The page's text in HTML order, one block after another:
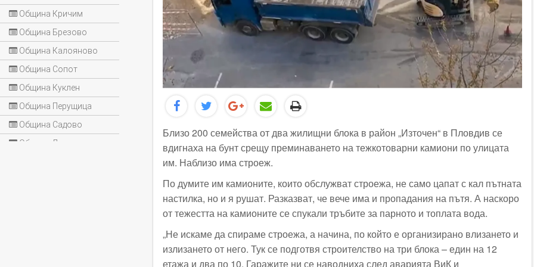
Община Кричим
Община Брезово
Община Калояново
Община Сопот
Община Куклен
Община Перущица
Община Садово
Община Лъки
Близо 200 семейства от два жилищни блока в район „Източен“ в Пловдив се
вдигнаха на бунт срещу преминаването на тежкотоварни камиони по улицата
им. Наблизо има строеж.
По думите им камионите, които обслужват строежа, не само цапат с кал пътната
настилка, но и я рушат. Разказват, че вече има и пропадания на пътя. А наскоро
от тежестта на камионите се спукали тръбите за парното и топлата вода.
„Не искаме да спираме строежа, а начина, по който е организирано влизането и
излизането от него. Тук се подготвя строителство на три блока – един на 12
етажа и два по 10. Гаражите ни се наводниха след аварията ВиК и